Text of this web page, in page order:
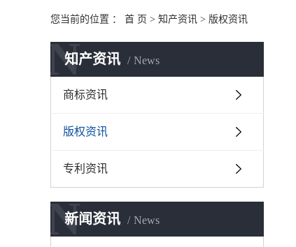
您当前的位置 ： 首 页 > 知产资讯 > 版权资讯
知产资讯 News
N
商标资讯
版权资讯
专利资讯
新闻资讯 News
N